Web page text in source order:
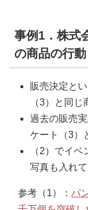
事例1．株式
の商品の行
販売決定と
（3）と同
過去の販売
ケート（3）
（2）でイ
写真も入れ
参考（1）： パ